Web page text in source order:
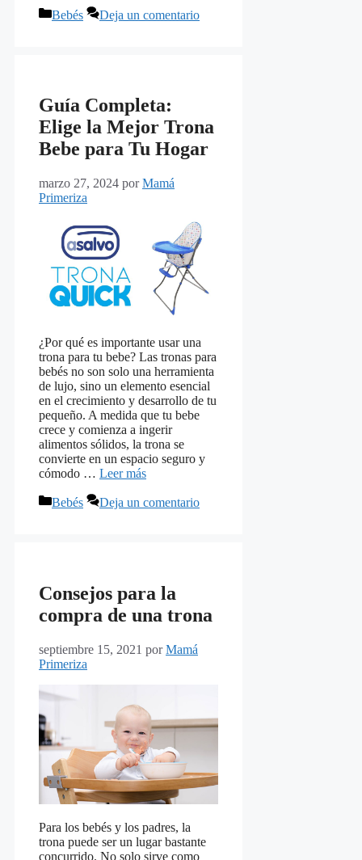
Categorías
Bebés Deja un comentario
Guía Completa:
Elige la Mejor Trona
Bebe para Tu Hogar
marzo 27, 2024 porMamá
Primeriza
¿Por qué es importante usar una
trona para tu bebe? Las tronas para
bebés no son solo una herramienta
de lujo, sino un elemento esencial
en el crecimiento y desarrollo de tu
pequeño. A medida que tu bebe
crece y comienza a ingerir
alimentos sólidos, la trona se
convierte en un espacio seguro y
cómodo … Leer más
Categorías
Bebés Deja un comentario
Consejos para la
compra de una trona
septiembre 15, 2021 porMamá
Primeriza
Para los bebés y los padres, la
trona puede ser un lugar bastante
concurrido. No solo sirve como